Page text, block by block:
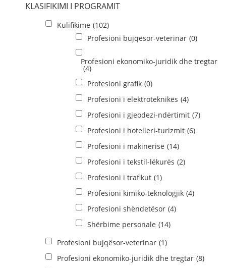
KLASIFIKIMI I PROGRAMIT
Kulifikime (102)
Profesioni bujqësor-veterinar (0)
Profesioni ekonomiko-juridik dhe tregtar
(4)
Profesioni grafik (0)
Profesioni i elektroteknikës (4)
Profesioni i gjeodezi-ndërtimit (7)
Profesioni i hotelieri-turizmit (6)
Profesioni i makinerisë (14)
Profesioni i tekstil-lëkurës (2)
Profesioni i trafikut (1)
Profesioni kimiko-teknologjik (4)
Profesioni shëndetësor (4)
Shërbime personale (14)
Profesioni bujqësor-veterinar (1)
Profesioni ekonomiko-juridik dhe tregtar (8)